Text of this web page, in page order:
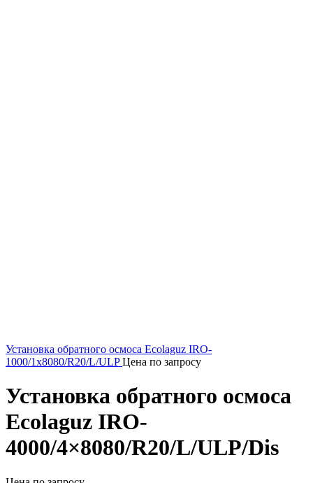
Установка обратного осмоса Ecolaguz IRO-
1000/1x8080/R20/L/ULPЦена по запросу
Установка обратного осмоса
Ecolaguz IRO-
4000/4×8080/R20/L/ULP/Dis